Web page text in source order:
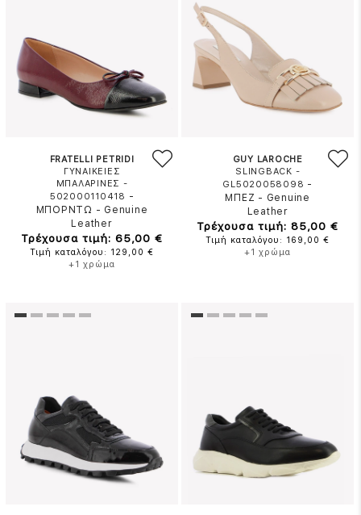
FRATELLI PETRIDI
ΓΥΝΑΙΚΕΙΕΣ
ΜΠΑΛΑΡΙΝΕΣ -
502000110418 -
ΜΠΟΡΝΤΩ - Genuine
Leather
Τρέχουσα τιμή: 65,00 €
Τιμή καταλόγου: 129,00 €
+1 χρώμα
GUY LAROCHE
SLINGBACK -
GL5020058098 -
ΜΠΕΖ - Genuine
Leather
Τρέχουσα τιμή: 85,00 €
Τιμή καταλόγου: 169,00 €
+1 χρώμα